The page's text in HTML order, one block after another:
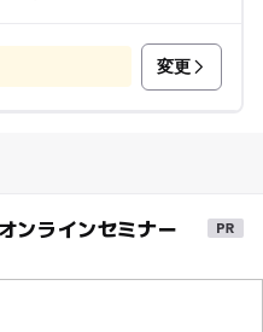
変更
ンラインセミナー